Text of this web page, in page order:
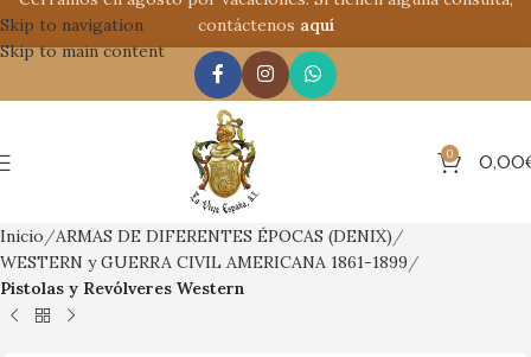
Skip to navigation
Skip to main content
0 0,00
Inicio
ARMAS DE DIFERENTES ÉPOCAS (DENIX)
WESTERN y GUERRA CIVIL AMERICANA 1861-1899
Pistolas y Revólveres Western
contáctenos aquí